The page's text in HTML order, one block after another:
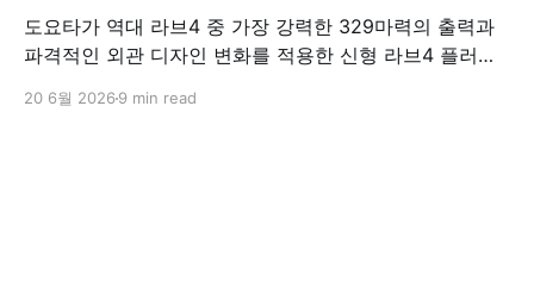
도요타가 역대 라브4 중 가장 강력한 329마력의 출력과
파격적인 외관 디자인 변화를 적용한 신형 라브4 플러그
충전이 가능하고 전기 모드로만 70km 이상 주행할 수 있
20 6월 2026 9 min read